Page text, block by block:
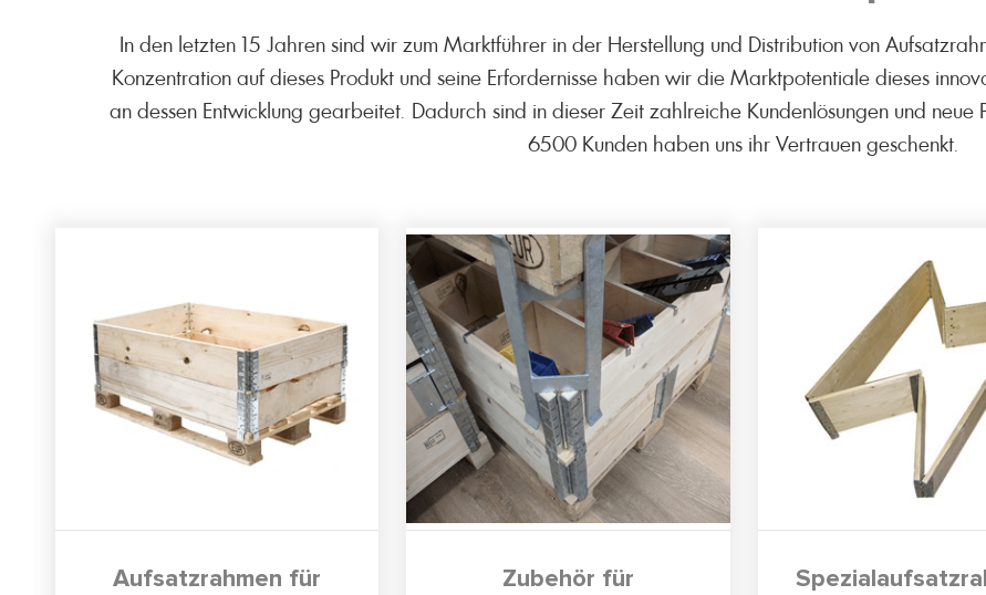
In den letzten 15 Jahren sind wir zum Marktführer in der Herstellung und Distribution von
Konzentration auf dieses Produkt und seine Erfordernisse haben wir die Marktpotentiale dieses
an dessen Entwicklung gearbeitet. Dadurch sind in dieser Zeit zahlreiche Kundenlösungen und
6500 Kunden haben uns ihr Vertrauen geschenkt.
Aufsatzrahmen für
Zubehör für